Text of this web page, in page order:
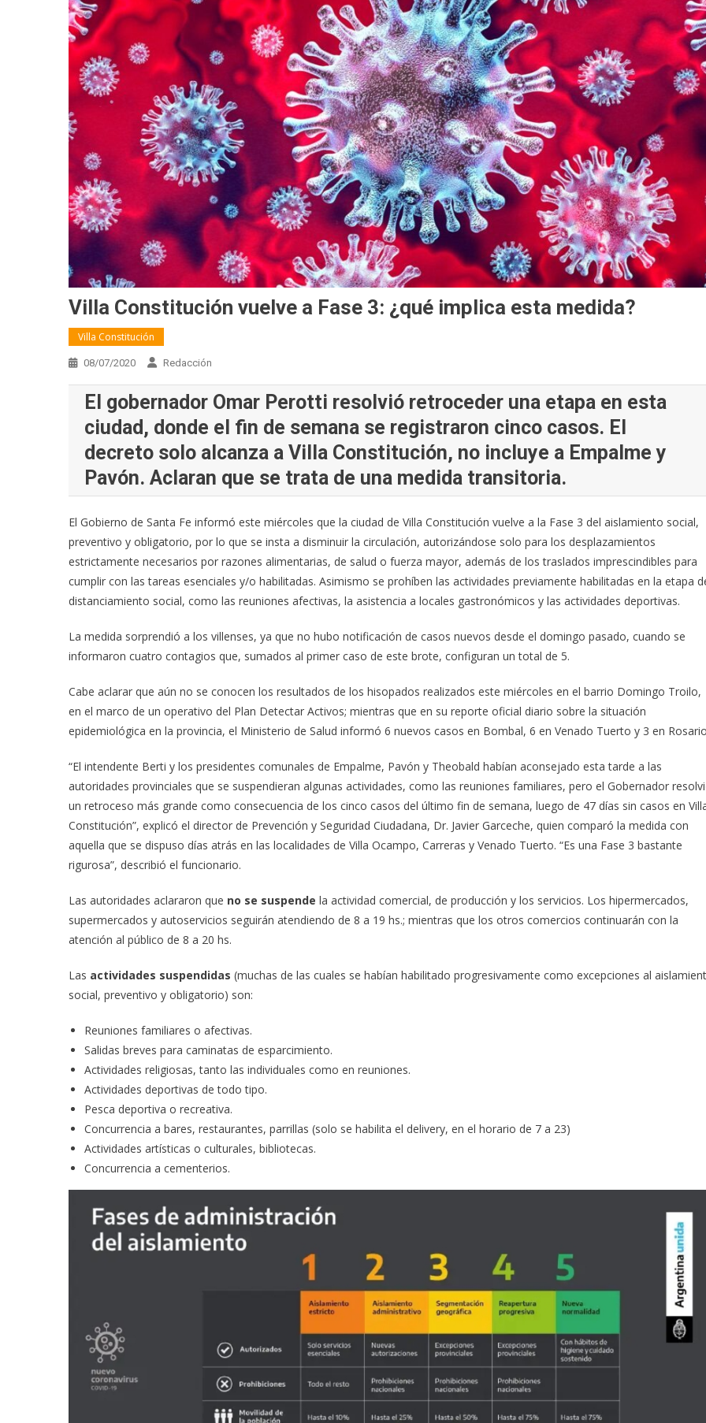
Villa Constitución vuelve a Fase 3: ¿qué implica esta medida?
Villa Constitución
08/07/2020 Redacción
El gobernador Omar Perotti resolvió retroceder una etapa en esta
ciudad, donde el fin de semana se registraron cinco casos. El
decreto solo alcanza a Villa Constitución, no incluye a Empalme y
Pavón. Aclaran que se trata de una medida transitoria.
El Gobierno de Santa Fe informó este miércoles que la ciudad de Villa Constitución vuelve a la Fase 3 del aislamiento social,
preventivo y obligatorio, por lo que se insta a disminuir la circulación, autorizándose solo para los desplazamientos
estrictamente necesarios por razones alimentarias, de salud o fuerza mayor, además de los traslados imprescindibles para
cumplir con las tareas esenciales y/o habilitadas. Asimismo se prohíben las actividades previamente habilitadas en la etapa
distanciamiento social, como las reuniones afectivas, la asistencia a locales gastronómicos y las actividades deportivas.
La medida sorprendió a los villenses, ya que no hubo notificación de casos nuevos desde el domingo pasado, cuando se
informaron cuatro contagios que, sumados al primer caso de este brote, configuran un total de 5.
Cabe aclarar que aún no se conocen los resultados de los hisopados realizados este miércoles en el barrio Domingo Troilo,
en el marco de un operativo del Plan Detectar Activos; mientras que en su reporte oficial diario sobre la situación
epidemiológica en la provincia, el Ministerio de Salud informó 6 nuevos casos en Bombal, 6 en Venado Tuerto y 3 en
“El intendente Berti y los presidentes comunales de Empalme, Pavón y Theobald habían aconsejado esta tarde a las
autoridades provinciales que se suspendieran algunas actividades, como las reuniones familiares, pero el Gobernador
un retroceso más grande como consecuencia de los cinco casos del último fin de semana, luego de 47 días sin casos en
Constitución”, explicó el director de Prevención y Seguridad Ciudadana, Dr. Javier Garceche, quien comparó la medida con
aquella que se dispuso días atrás en las localidades de Villa Ocampo, Carreras y Venado Tuerto. “Es una Fase 3 bastante
rigurosa”, describió el funcionario.
Las autoridades aclararon que no se suspende la actividad comercial, de producción y los servicios. Los hipermercados,
supermercados y autoservicios seguirán atendiendo de 8 a 19 hs.; mientras que los otros comercios continuarán con la
atención al público de 8 a 20 hs.
Las actividades suspendidas (muchas de las cuales se habían habilitado progresivamente como excepciones al
social, preventivo y obligatorio) son:
Reuniones familiares o afectivas.
Salidas breves para caminatas de esparcimiento.
Actividades religiosas, tanto las individuales como en reuniones.
Actividades deportivas de todo tipo.
Pesca deportiva o recreativa.
Concurrencia a bares, restaurantes, parrillas (solo se habilita el delivery, en el horario de 7 a 23)
Actividades artísticas o culturales, bibliotecas.
Concurrencia a cementerios.